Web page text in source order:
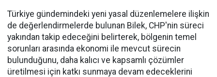
Türkiye gündemindeki yeni yasal düzenlemelere ilişkin
de değerlendirmelerde bulunan Bilek, CHP'nin süreci
yakından takip edeceğini belirterek, bölgenin temel
sorunları arasında ekonomi ile mevcut sürecin
bulunduğunu, daha kalıcı ve kapsamlı çözümler
üretilmesi için katkı sunmaya devam edeceklerini